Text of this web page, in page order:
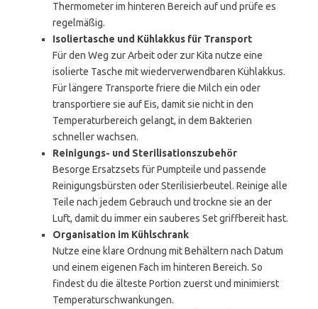
Thermometer im hinteren Bereich auf und prüfe es
regelmäßig.
Isoliertasche und Kühlakkus für Transport
Für den Weg zur Arbeit oder zur Kita nutze eine
isolierte Tasche mit wiederverwendbaren Kühlakkus.
Für längere Transporte friere die Milch ein oder
transportiere sie auf Eis, damit sie nicht in den
Temperaturbereich gelangt, in dem Bakterien
schneller wachsen.
Reinigungs- und Sterilisationszubehör
Besorge Ersatzsets für Pumpteile und passende
Reinigungsbürsten oder Sterilisierbeutel. Reinige alle
Teile nach jedem Gebrauch und trockne sie an der
Luft, damit du immer ein sauberes Set griffbereit hast.
Organisation im Kühlschrank
Nutze eine klare Ordnung mit Behältern nach Datum
und einem eigenen Fach im hinteren Bereich. So
findest du die älteste Portion zuerst und minimierst
Temperaturschwankungen.